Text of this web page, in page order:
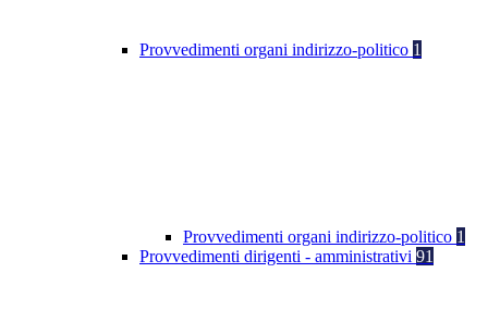
Provvedimenti organi indirizzo-politico 1
Provvedimenti organi indirizzo-politico 1
Provvedimenti dirigenti - amministrativi 91